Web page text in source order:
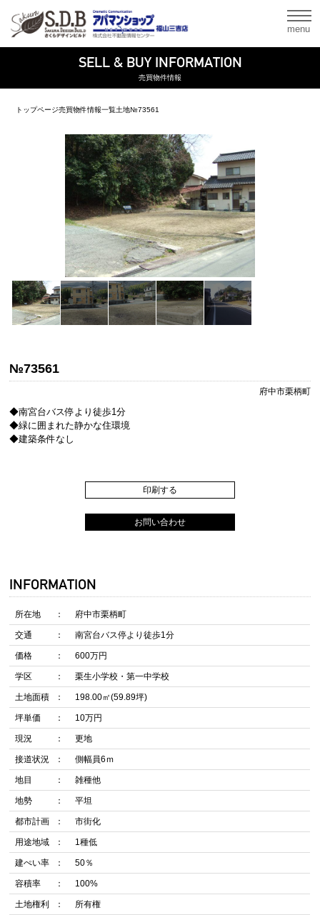
menu
SELL & BUY INFORMATION
売買物件情報
トップページ売買物件情報一覧土地№73561
№73561
府中市栗柄町
◆南宮台バス停より徒歩1分
◆緑に囲まれた静かな住環境
◆建築条件なし
印刷する
お問い合わせ
INFORMATION
所在地 府中市栗柄町
交通 南宮台バス停より徒歩1分
価格 600万円
学区 栗生小学校・第一中学校
土地面積 198.00㎡(59.89坪)
坪単価 10万円
現況 更地
接道状況 側幅員6ｍ
地目 雑種他
地勢 平坦
都市計画 市街化
用途地域 1種低
建ぺい率 50％
容積率 100%
土地権利 所有権